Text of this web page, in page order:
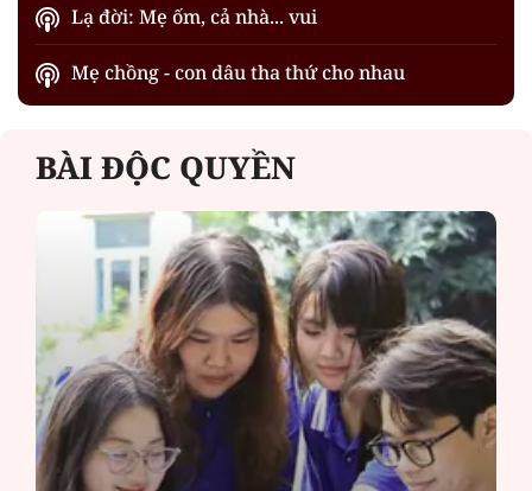
Lạ đời: Mẹ ốm, cả nhà... vui
Mẹ chồng - con dâu tha thứ cho nhau
BÀI ĐỘC QUYỀN